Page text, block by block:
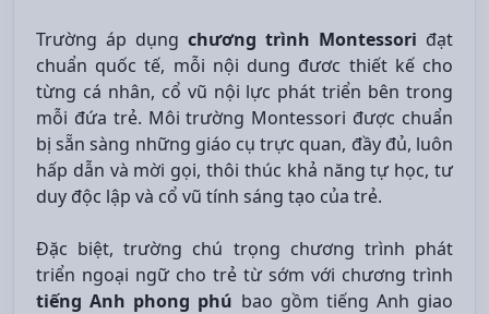
Trường áp dụng chương trình Montessori đạt
chuẩn quốc tế, mỗi nội dung đươc thiết kế cho
từng cá nhân, cổ vũ nội lực phát triển bên trong
mỗi đứa trẻ. Môi trường Montessori được chuẩn
bị sẵn sàng những giáo cụ trực quan, đầy đủ, luôn
hấp dẫn và mời gọi, thôi thúc khả năng tự học, tư
duy độc lập và cổ vũ tính sáng tạo của trẻ.
Đặc biệt, trường chú trọng chương trình phát
triển ngoại ngữ cho trẻ từ sớm với chương trình
tiếng Anh phong phú bao gồm tiếng Anh giao